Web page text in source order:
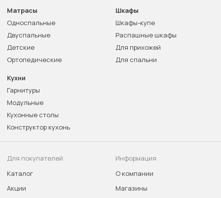
Матрасы
Односпальные
Двуспальные
Детские
Ортопедические
Шкафы
Шкафы-купе
Распашные шкафы
Для прихожей
Для спальни
Кухни
Гарнитуры
Модульные
Кухонные столы
Конструктор кухонь
Для покупателей
Каталог
Акции
Информация
О компании
Магазины